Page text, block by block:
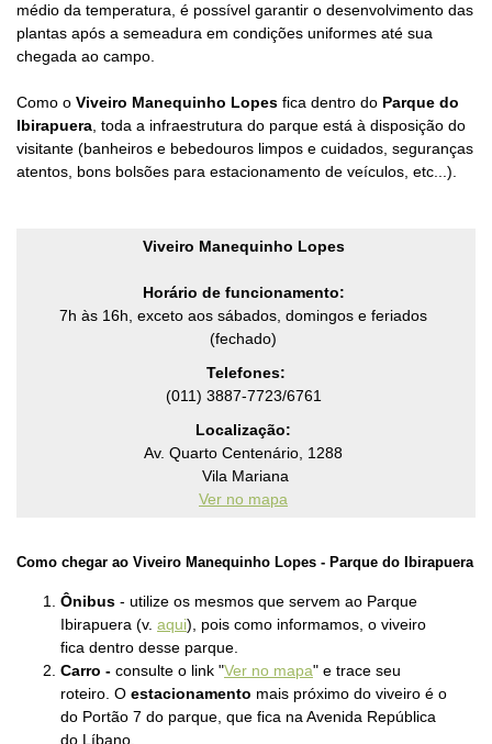
médio da temperatura, é possível garantir o desenvolvimento das
plantas após a semeadura em condições uniformes até sua
chegada ao campo.
Como o Viveiro Manequinho Lopes fica dentro do Parque do
Ibirapuera , toda a infraestrutura do parque está à disposição do
visitante (banheiros e bebedouros limpos e cuidados, seguranças
atentos, bons bolsões para estacionamento de veículos, etc...).
Viveiro Manequinho Lopes
Horário de funcionamento:
7h às 16h, exceto aos sábados, domingos e feriados
(fechado)
Telefones:
(011) 3887-7723/6761
Localização:
Av. Quarto Centenário, 1288
Vila Mariana
Ver no mapa
Como chegar ao Viveiro Manequinho Lopes - Parque do Ibirapuera
Ônibus - utilize os mesmos que servem ao Parque
Ibirapuera (v. aqui), pois como informamos, o viveiro
fica dentro desse parque.
Carro - consulte o link "Ver no mapa" e trace seu
roteiro. O estacionamento mais próximo do viveiro é o
do Portão 7 do parque, que fica na Avenida República
do Líbano.